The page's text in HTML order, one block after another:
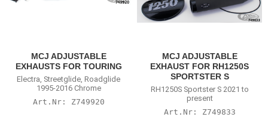
MCJ ADJUSTABLE
EXHAUSTS FOR TOURING
Electra, Streetglide, Roadglide
1995-2016 Chrome
Z749920
MCJ ADJUSTABLE
EXHAUST FOR RH1250S
SPORTSTER S
RH1250S Sportster S 2021 to
present
Z749833